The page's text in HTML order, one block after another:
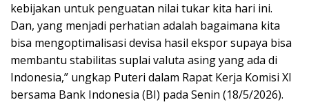
kebijakan untuk penguatan nilai tukar kita hari ini.
Dan, yang menjadi perhatian adalah bagaimana kita
bisa mengoptimalisasi devisa hasil ekspor supaya bisa
membantu stabilitas suplai valuta asing yang ada di
Indonesia,” ungkap Puteri dalam Rapat Kerja Komisi XI
bersama Bank Indonesia (BI) pada Senin (18/5/2026).